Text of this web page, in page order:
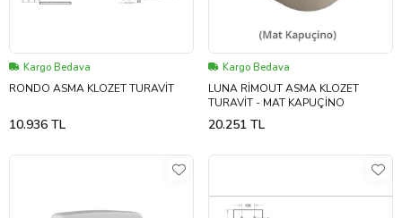
Kargo Bedava
RONDO ASMA KLOZET TURAVİT
10.936 TL
Kargo Bedava
LUNA RİMOUT ASMA KLOZET
TURAVİT - MAT KAPUÇİNO
20.251 TL